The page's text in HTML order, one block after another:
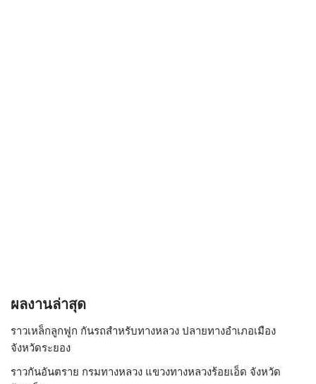
ผลงานล่าสุด
ราวเหล็กลูกฟูก กันรถสําหรับทางหลวง ปลายทางอำเภอเมือง
จังหวัดระยอง
ราวกันอันตราย กรมทางหลวง แขวงทางหลวงร้อยเอ็ด จังหวัด